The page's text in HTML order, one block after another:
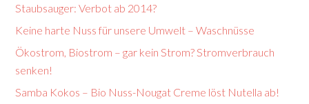
Staubsauger: Verbot ab 2014?
Keine harte Nuss für unsere Umwelt – Waschnüsse
Ökostrom, Biostrom – gar kein Strom? Stromverbrauch
senken!
Samba Kokos – Bio Nuss-Nougat Creme löst Nutella ab!